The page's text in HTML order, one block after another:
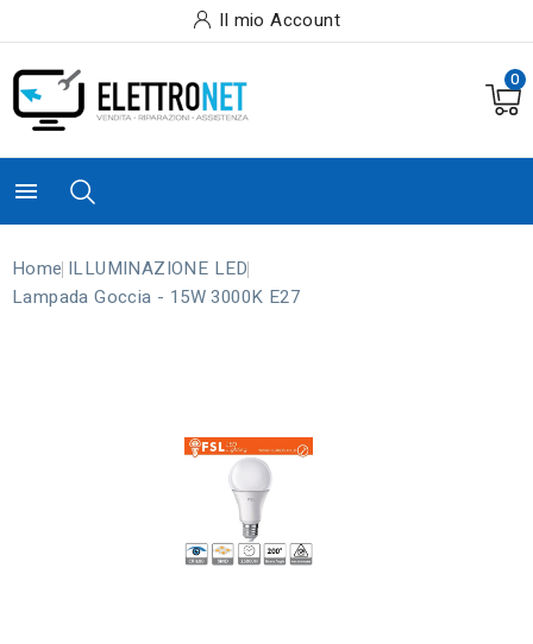
Il mio Account
0

Home ILLUMINAZIONE LED
Lampada Goccia - 15W 3000K E27